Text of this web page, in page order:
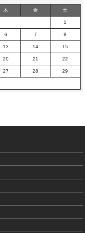
木 金 土
1
6 7 8
13 14 15
20 21 22
27 28 29